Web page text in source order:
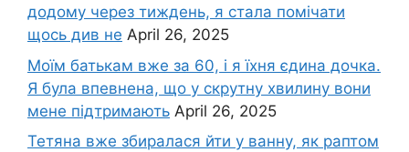
додому через тиждень, я стала помічати
щось див не April 26, 2025
Моїм батькам вже за 60, і я їхня єдина дочка.
Я була впевнена, що у скрутну хвилину вони
мене підтримають April 26, 2025
Тетяна вже збиралася йти у ванну, як раптом